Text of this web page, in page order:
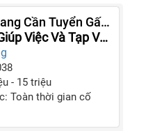
Cần Tuyển Gấp
Cho Gia Đình
Việc Và Tạp Vụ
- 15 triệu
Toàn thời gian cố